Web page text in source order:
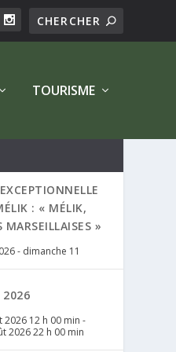
TOURISME
: « MÉLIK,
MARSEILLAISES »
- dimanche 11
2026
12 h 00 min -
2026 22 h 00 min